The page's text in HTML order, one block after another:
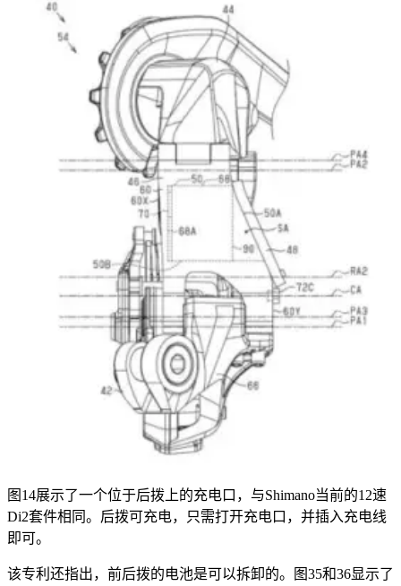
图14展示了一个位于后拨上的充电口，与Shimano当前的12速
Di2套件相同。后拨可充电，只需打开充电口，并插入充电线
即可。
该专利还指出，前后拨的电池是可以拆卸的。图35和36显示了